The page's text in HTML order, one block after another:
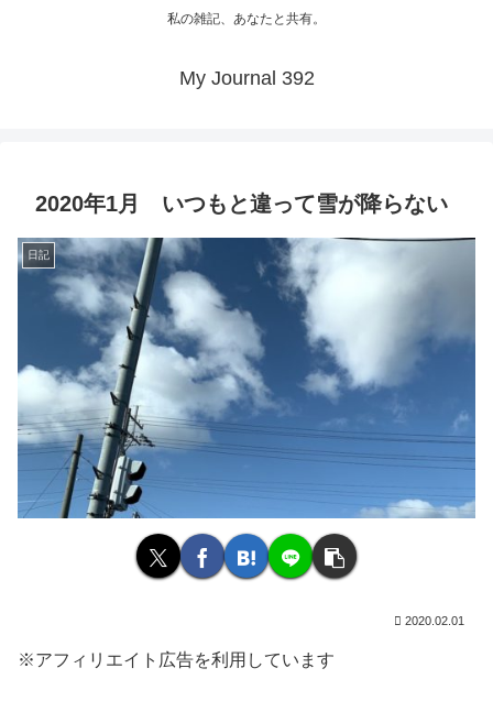
私の雑記、あなたと共有。
My Journal 392
2020年1月 いつもと違って雪が降らない
日記
2020.02.01
※アフィリエイト広告を利用しています